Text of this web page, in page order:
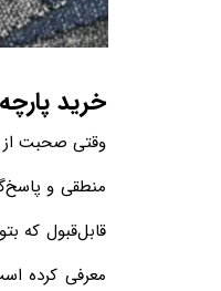
خرید
وقتی صحبت از
منطقی و
قابل‌قبول که
معرفی کرده